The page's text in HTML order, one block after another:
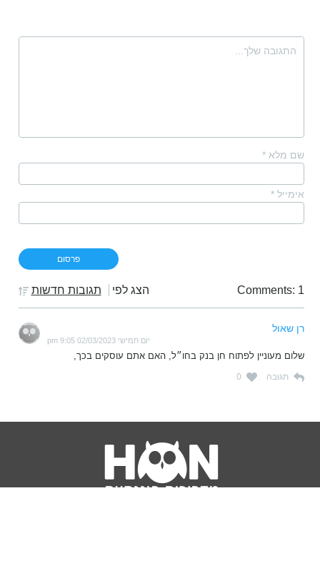
שם מלא *
אימייל *
Comments: 1 הצג לפי תגובות חדשות
רן שאול
יום חמישי 02/03/2023 9:05 pm
שלום מעוניין לפתוח חן בנק בחו״ל, האם אתם עוסקים בכך,
תגובה 0